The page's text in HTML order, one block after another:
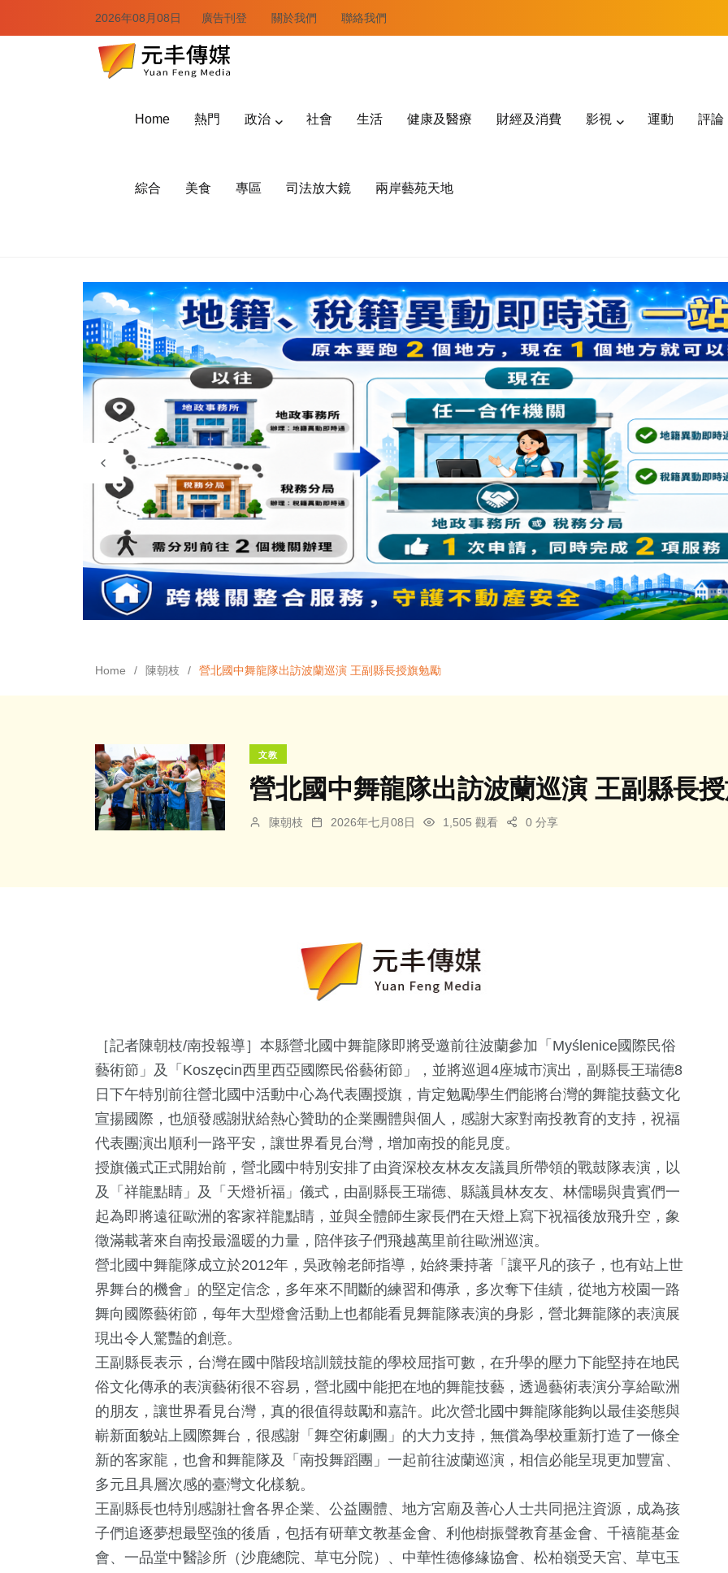
2026年08月08日 廣告刊登 關於我們 聯絡我們
Home 熱門 政治 社會 生活 健康及醫療 財經及消費 影視 運動 評論
綜合 美食 專區 司法放大鏡 兩岸藝苑天地
Home 陳朝枝 營北國中舞龍隊出訪波蘭巡演 王副縣長授旗勉勵
文教
營北國中舞龍隊出訪波蘭巡演 王副縣長
陳朝枝 2026年七月08日 1,505 觀看 0 分享
［記者陳朝枝/南投報導］本縣營北國中舞龍隊即將受邀前往波蘭參加「Myślenice國際民俗
藝術節」及「Koszęcin西里西亞國際民俗藝術節」，並將巡迴4座城市演出，副縣長王瑞德8
日下午特別前往營北國中活動中心為代表團授旗，肯定勉勵學生們能將台灣的舞龍技藝文化
宣揚國際，也頒發感謝狀給熱心贊助的企業團體與個人，感謝大家對南投教育的支持，祝福
代表團演出順利一路平安，讓世界看見台灣，增加南投的能見度。
授旗儀式正式開始前，營北國中特別安排了由資深校友林友友議員所帶領的戰鼓隊表演，以
及「祥龍點睛」及「天燈祈福」儀式，由副縣長王瑞德、縣議員林友友、林儒暘與貴賓們一
起為即將遠征歐洲的客家祥龍點睛，並與全體師生家長們在天燈上寫下祝福後放飛升空，象
徵滿載著來自南投最溫暖的力量，陪伴孩子們飛越萬里前往歐洲巡演。
營北國中舞龍隊成立於2012年，吳政翰老師指導，始終秉持著「讓平凡的孩子，也有站上世
界舞台的機會」的堅定信念，多年來不間斷的練習和傳承，多次奪下佳績，從地方校園一路
舞向國際藝術節，每年大型燈會活動上也都能看見舞龍隊表演的身影，營北舞龍隊的表演展
現出令人驚豔的創意。
王副縣長表示，台灣在國中階段培訓競技龍的學校屈指可數，在升學的壓力下能堅持在地民
俗文化傳承的表演藝術很不容易，營北國中能把在地的舞龍技藝，透過藝術表演分享給歐洲
的朋友，讓世界看見台灣，真的很值得鼓勵和嘉許。此次營北國中舞龍隊能夠以最佳姿態與
嶄新面貌站上國際舞台，很感謝「舞空術劇團」的大力支持，無償為學校重新打造了一條全
新的客家龍，也會和舞龍隊及「南投舞蹈團」一起前往波蘭巡演，相信必能呈現更加豐富、
多元且具層次感的臺灣文化樣貌。
王副縣長也特別感謝社會各界企業、公益團體、地方宮廟及善心人士共同挹注資源，成為孩
子們追逐夢想最堅強的後盾，包括有研華文教基金會、利他樹振聲教育基金會、千禧龍基金
會、一品堂中醫診所（沙鹿總院、草屯分院）、中華性德修緣協會、松柏嶺受天宮、草屯玉
+
健康及醫療
303
財經及消費
446+
文教
457 +
綜合
101+
運動
6+
綜藝
210+
熱門
992+
生活
11+
評論
44+
影視 2024立委選